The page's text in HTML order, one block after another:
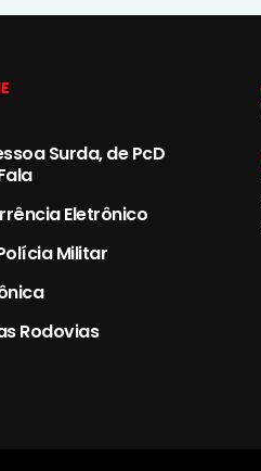
Surda, de PcD
Eletrônico
Militar
Rodovias